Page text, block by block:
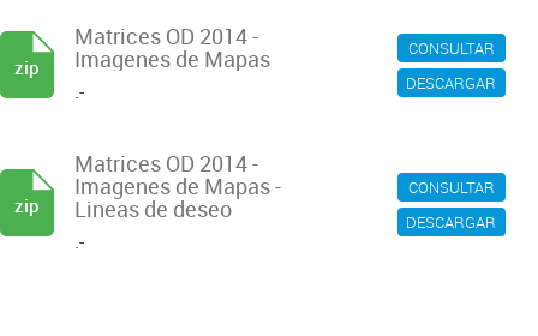
CONSULTAR
DESCARGAR
Matrices OD 2014 -
Imagenes de Mapas
.-
zip
CONSULTAR
DESCARGAR
Matrices OD 2014 -
Imagenes de Mapas -
Lineas de deseo
.-
zip